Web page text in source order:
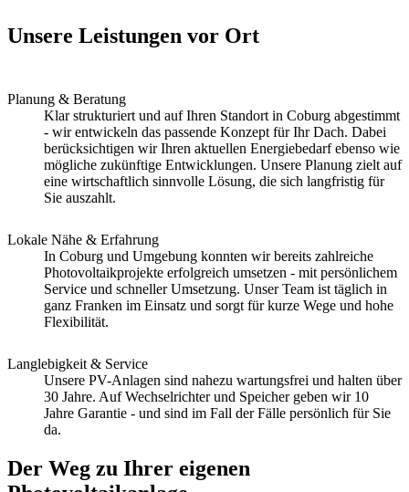
Unsere Leistungen vor Ort
Planung & Beratung
Klar strukturiert und auf Ihren Standort in Coburg abgestimmt
- wir entwickeln das passende Konzept für Ihr Dach. Dabei
berücksichtigen wir Ihren aktuellen Energiebedarf ebenso wie
mögliche zukünftige Entwicklungen. Unsere Planung zielt auf
eine wirtschaftlich sinnvolle Lösung, die sich langfristig für
Sie auszahlt.
Lokale Nähe & Erfahrung
In Coburg und Umgebung konnten wir bereits zahlreiche
Photovoltaikprojekte erfolgreich umsetzen - mit persönlichem
Service und schneller Umsetzung. Unser Team ist täglich in
ganz Franken im Einsatz und sorgt für kurze Wege und hohe
Flexibilität.
Langlebigkeit & Service
Unsere PV-Anlagen sind nahezu wartungsfrei und halten über
30 Jahre. Auf Wechselrichter und Speicher geben wir 10
Jahre Garantie - und sind im Fall der Fälle persönlich für Sie
da.
Der Weg zu Ihrer eigenen